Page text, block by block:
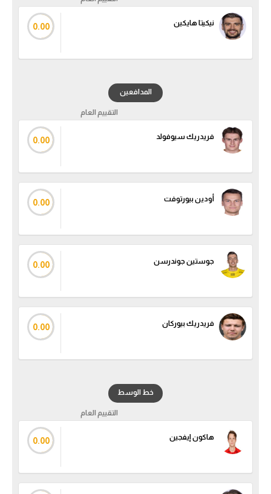
الدوري السعودي للمحترفين
أقسام
الدوري المصري
الكرة الأوروبية
منتخب مصر
الدوري الإنجليزي
الدوري الإسباني
دوري أبطال أوروبا
أمم إفريقيا
كرة السلة الأمريكية
نيكيتا هايكين 0.00
المدافعين
التقييم العام
فريدريك سيوفولد 0.00
أودين بيورتوفت 0.00
جوستين جوندرسن 0.00
فريدريك بيوركان 0.00
خط الوسط
التقييم العام
هاكون إيفجين 0.00